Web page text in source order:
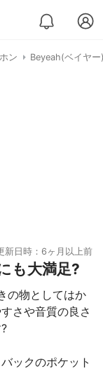
ン Beyeah(ベイヤ
新日時：6ヶ月以上前
も大満足?
の物としてはか
さや音質の良さ
ックのポケット